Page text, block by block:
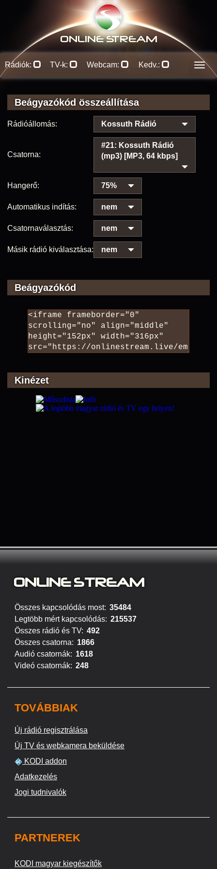
ONLINE STREAM
Rádiók: TV-k: Webcam: Kedv.:
Beágyazókód összeállítása
Rádióállomás: Kossuth Rádió
Csatorna:
#21: Kossuth Rádió
(mp3) [MP3, 64 kbps]
Hangerő: 75%
Automatikus indítás: nem
Csatornaválasztás: nem
Másik rádió kiválasztása: nem
Beágyazókód
Kinézet
ONLINE STREAM
Összes kapcsolódás most: 35484
Legtöbb mért kapcsolódás: 215537
Összes rádió és TV: 492
Összes csatorna: 1866
Audió csatornák: 1618
Videó csatornák: 248
TOVÁBBIAK
Új rádió regisztrálása
Új TV és webkamera beküldése
KODI addon
Adatkezelés
Jogi tudnivalók
PARTNEREK
KODI magyar kiegészítők